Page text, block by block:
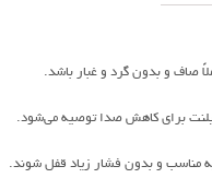
صاف و بدون گرد و غبار باشد.
برای کاهش صدا توصیه می‌شود.
مناسب و بدون فشار زیاد قفل شوند.